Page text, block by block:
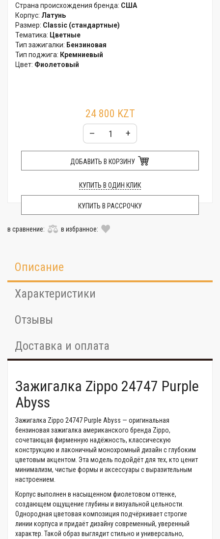
Страна происхождения бренда: США
Корпус: Латунь
Размер: Classic (стандартные)
Тематика: Цветные
Тип зажигалки: Бензиновая
Тип поджига: Кремниевый
Цвет: Фиолетовый
24 800 KZT
– +
ДОБАВИТЬ В КОРЗИНУ
КУПИТЬ В ОДИН КЛИК
КУПИТЬ В РАССРОЧКУ
в сравнение: в избранное:
Описание
Характеристики
Отзывы
Доставка и оплата
Зажигалка Zippo 24747 Purple
Abyss
Зажигалка Zippo 24747 Purple Abyss — оригинальная
бензиновая зажигалка американского бренда Zippo,
сочетающая фирменную надёжность, классическую
конструкцию и лаконичный монохромный дизайн с глубоким
цветовым акцентом. Эта модель подойдёт для тех, кто ценит
минимализм, чистые формы и аксессуары с выразительным
настроением.
Корпус выполнен в насыщенном фиолетовом оттенке,
создающем ощущение глубины и визуальной цельности.
Однородная цветовая композиция подчёркивает строгие
линии корпуса и придаёт дизайну современный, уверенный
характер. Такой образ выглядит стильно и универсально,